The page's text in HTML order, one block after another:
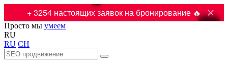
+ 3254 настоящих заявок на бронирование 🔥
Просто мы умеем
RU
RU CH